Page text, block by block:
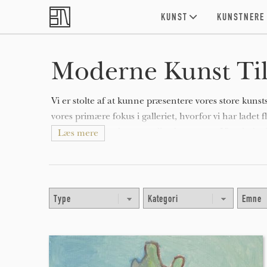
Skip to main content
KUNST KUNSTNERE
Moderne Kunst
Vi er stolte af at kunne præsentere vores store
vores primære fokus i galleriet, hvorfor vi har ladet
eneste kunstværk og samtlige kunstnere. Vi er
kunstfotografier, samt en lang række limited
Er du interesseret i at se flere detaljer om et
Læs mere